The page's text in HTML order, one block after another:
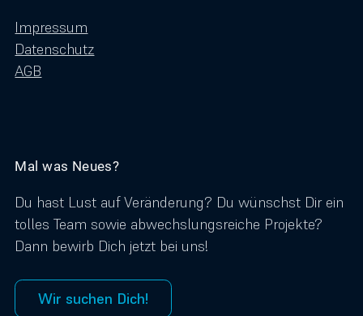
Impressum
Datenschutz
AGB
Mal was Neues?
Du hast Lust auf Veränderung? Du wünschst Dir ein
tolles Team sowie abwechslungsreiche Projekte?
Dann bewirb Dich jetzt bei uns!
Wir suchen Dich!